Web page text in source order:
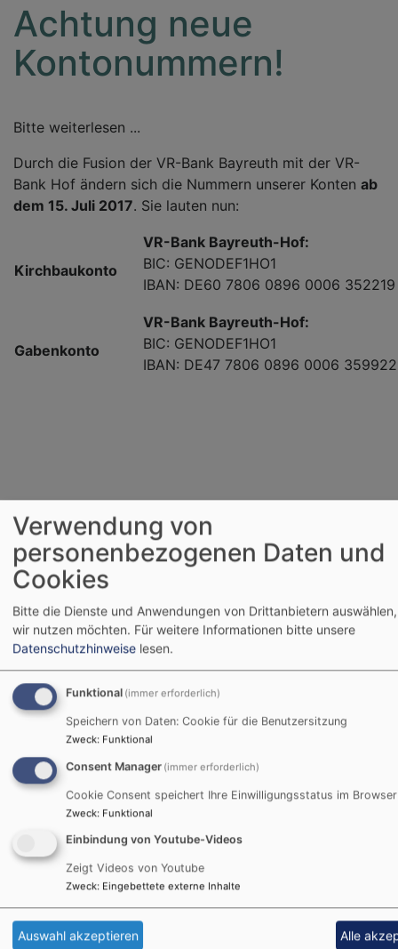
Achtung neue
Kontonummern!
Bitte weiterlesen ...
Durch die Fusion der VR-Bank Bayreuth mit der VR-
Bank Hof ändern sich die Nummern unserer Konten ab
dem 15. Juli 2017. Sie lauten nun:
Kirchbaukonto
VR-Bank Bayreuth-Hof:
BIC: GENODEF1HO1
IBAN: DE60 7806 0896 0006 352219
Gabenkonto
VR-Bank Bayreuth-Hof:
BIC: GENODEF1HO1
IBAN: DE47 7806 0896 0006 359922
Für eine Übergangszeit werden Überweisungen auf die
alten Nummern noch automatisch weitergeleitet.
Jahreslosung und Spendenbutton
Gott spricht:Siehe, Ich mache alles neu.
Verwendung von
personenbezogenen Daten und
Cookies
Bitte die Dienste und Anwendungen von Drittanbietern
wir nutzen möchten. Für weitere Informationen bitte unsere
Datenschutzhinweise lesen.
Funktional (immer erforderlich)
Speichern von Daten: Cookie für die Benutzersitzung
Zweck: Funktional
Consent Manager (immer erforderlich)
Cookie Consent speichert Ihre Einwilligungsstatus im Browser
Zweck: Funktional
Einbindung von Youtube-Videos
Zeigt Videos von Youtube
Zweck: Eingebettete externe Inhalte
Auswahl akzeptieren Alle